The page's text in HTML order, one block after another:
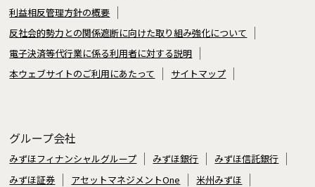
利益相反管理方針の概要
反社会的勢力との関係遮断に向けた取り組み強化について
電子決済等代行業に係る利用者に対する説明
本ウェブサイトのご利用にあたって
サイトマップ
グループ会社
みずほフィナンシャルグループ みずほ銀行
みずほ信託銀行
みずほ証券
アセットマネジメントOne
米州みずほ